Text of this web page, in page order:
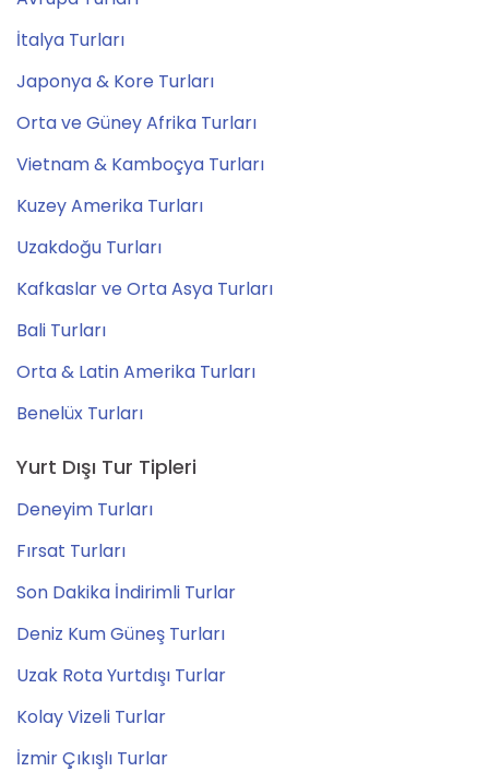
İtalya Turları
Japonya & Kore Turları
Orta ve Güney Afrika Turları
Vietnam & Kamboçya Turları
Kuzey Amerika Turları
Uzakdoğu Turları
Kafkaslar ve Orta Asya Turları
Bali Turları
Orta & Latin Amerika Turları
Benelüx Turları
Yurt Dışı Tur Tipleri
Deneyim Turları
Fırsat Turları
Son Dakika İndirimli Turlar
Deniz Kum Güneş Turları
Uzak Rota Yurtdışı Turlar
Kolay Vizeli Turlar
İzmir Çıkışlı Turlar